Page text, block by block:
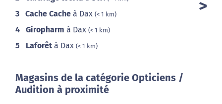
3 Cache Cache à Dax (< 1 km)
4 Giropharm à Dax (< 1 km)
5 Laforêt à Dax (< 1 km)
Magasins de la catégorie Opticiens /
Audition à proximité